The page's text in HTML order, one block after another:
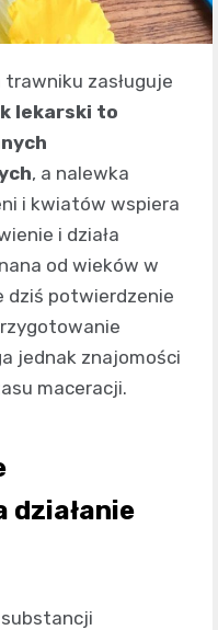
zasługuje
lekarski to
, a nalewka
i kwiatów wspiera
i działa
od wieków w
dziś potwierdzenie
jednak znajomości
maceracji.
działanie